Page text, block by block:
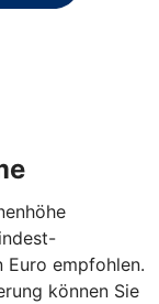
Euro empfohlen.
können Sie